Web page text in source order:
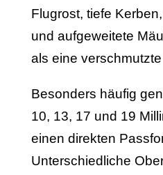
Flugrost, tiefe
und aufgeweitete
als eine
Besonders häufig
10, 13, 17 und 19
einen direkten
Unterschiedliche